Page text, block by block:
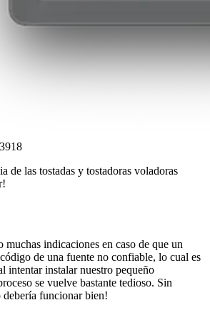
de las tostadas y tostadoras voladoras